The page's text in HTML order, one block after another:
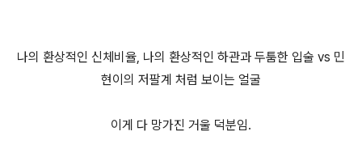
나의 환상적인 신체비율, 나의 환상적인 하관과 두툼한 입술 vs 민
현이의 저팔계 처럼 보이는 얼굴
이게 다 망가진 거울 덕분임.